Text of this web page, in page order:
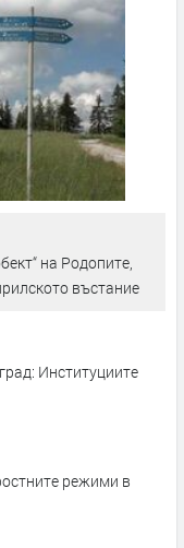
на Родопите,
въстание
Институциите
режими в